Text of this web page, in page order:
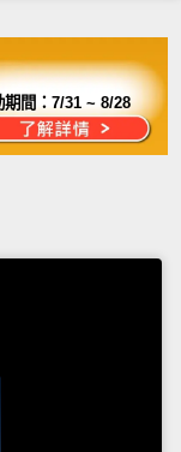
期間：7/31 ~ 8/28